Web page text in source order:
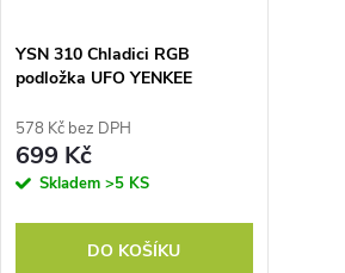
YSN 310 Chladici RGB
podložka UFO YENKEE
578 Kč bez DPH
699 Kč
Skladem >5 KS
DO KOŠÍKU